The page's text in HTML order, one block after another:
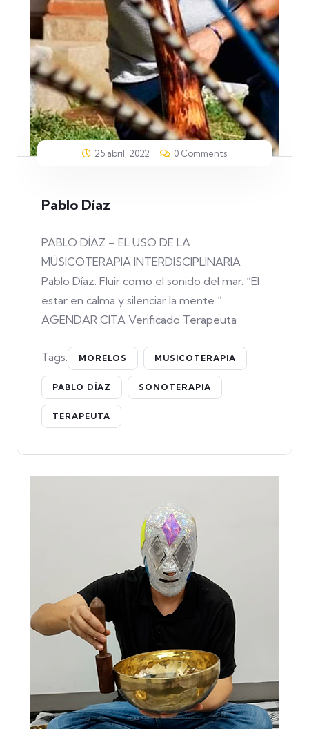
25 abril, 2022 0 Comments
Pablo Díaz
PABLO DÍAZ – EL USO DE LA
MÚSICOTERAPIA INTERDISCIPLINARIA
Pablo Díaz. Fluir como el sonido del mar. “El
estar en calma y silenciar la mente ”.
AGENDAR CITA Verificado Terapeuta
Tags: MORELOS MUSICOTERAPIA
PABLO DÍAZ SONOTERAPIA
TERAPEUTA